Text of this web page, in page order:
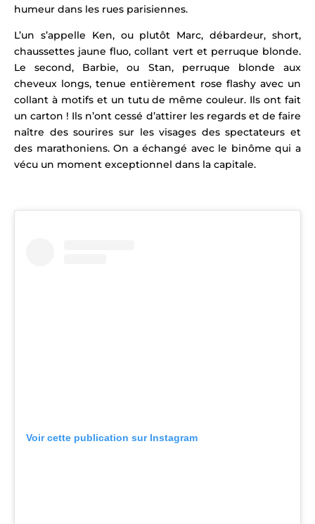
humeur dans les rues parisiennes.
L’un s’appelle Ken, ou plutôt Marc, débardeur, short,
chaussettes jaune fluo, collant vert et perruque blonde.
Le second, Barbie, ou Stan, perruque blonde aux
cheveux longs, tenue entièrement rose flashy avec un
collant à motifs et un tutu de même couleur. Ils ont fait
un carton ! Ils n’ont cessé d’attirer les regards et de faire
naître des sourires sur les visages des spectateurs et
des marathoniens.On a échangé avec le binôme qui a
vécu un moment exceptionnel dans la capitale.
Voir cette publication sur Instagram